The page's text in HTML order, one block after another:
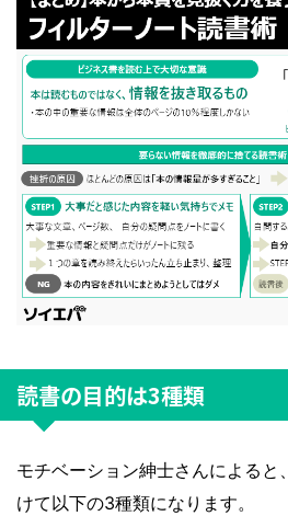
読書の目的は3種類
モチベーション紳士さんによると
けて以下の3種類になります。